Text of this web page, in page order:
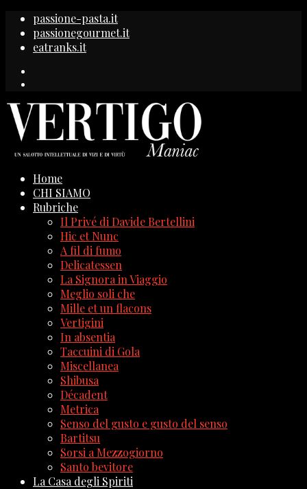
passione-pasta.it
passionegourmet.it
eatranks.it
Home
CHI SIAMO
Rubriche
Il Privé di Davide Bertellini
Hic et Nunc
A fil di fumo
Delicatessen
La Signora in Viaggio
Meglio soli che
Mille et un flacons
Vertigini
In absentia
Taccuini di Gola
Miscellanea
Shibusa
Décadent
Metrica
Senso del gusto e gusto del senso
Bartitsu
Sorsi a Mezzogiorno
Santo bevitore
La Casa degli Spiriti